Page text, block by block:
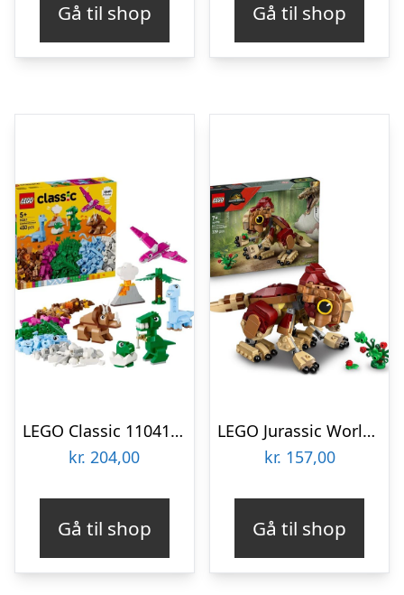
Gå til shop Gå til shop
LEGO Classic 11041 Kreative dinosaurer
kr. 204,00
Gå til shop
LEGO Jurassic World 76970 Baby Dolores: Aquilops-dinosaur
kr. 157,00
Gå til shop